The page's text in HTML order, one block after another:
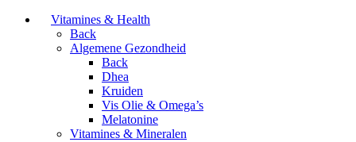
Vitamines & Health
Back
Algemene Gezondheid
Back
Dhea
Kruiden
Vis Olie & Omega’s
Melatonine
Vitamines & Mineralen